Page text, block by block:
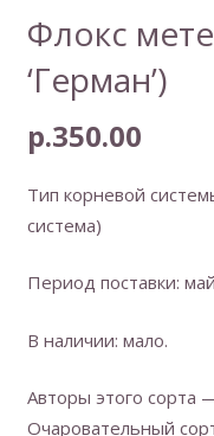
Флокс
‘Герман’)
р.350.00
Тип корневой
система)
Период поставки:
В наличии: мало.
Авторы этого сорта
Очаровательный